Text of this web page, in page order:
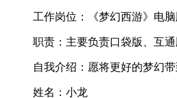
工作岗位： 《梦幻西游》电
职责： 主要负责口袋版、互通
自我介绍： 愿将更好的梦幻带
姓名： 小龙